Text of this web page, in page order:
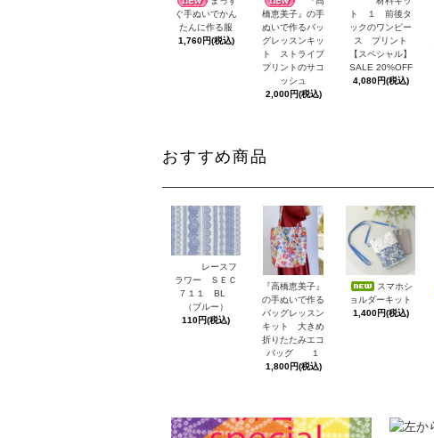
ぐ手ぬいでかん
たんに作る服
1,760円(税込)
橋恵美子』の手
ぬいで作るバッ
グレッスンキッ
ト ストライプ
プリントのサコ
ッシュ
2,000円(税込)
ト １ 前後タ
ックのワンピー
ス プリント
【スペシャル】
SALE 20%OFF
4,080円(税込)
おすすめ商品
レースフ
ラワー ＳＥＣ
７１１ BL
（ブルー）
110円(税込)
『高橋恵美子』
の手ぬいで作る
バッグレッスン
キット 大きめ
折りたたみエコ
バッグ １
1,800円(税込)
スマホシ
ョルダーキット
1,400円(税込)